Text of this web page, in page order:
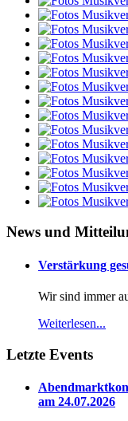
News und
Verstärkung
Wir sind immer
Weiterlesen...
Letzte Events
am 24.07.2026